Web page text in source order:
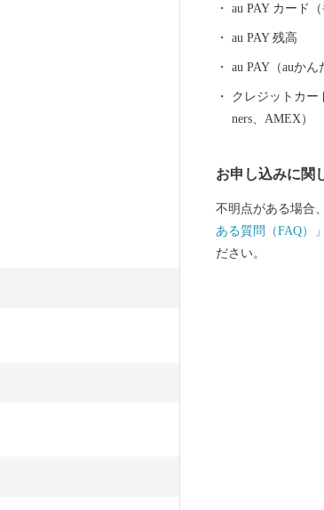
の早期返還を願い
ち、運動を展開し
には解決しなけれ
au PAY カード
au PAY 残高
au PAY（auか
クレジットカー
ners、AMEX）
お申し込みに関
不明点がある場合
ある質問（FAQ）」
ださい。